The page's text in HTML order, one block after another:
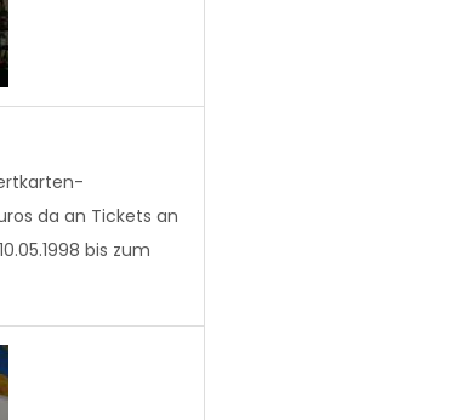
da an Tickets an
bis zum